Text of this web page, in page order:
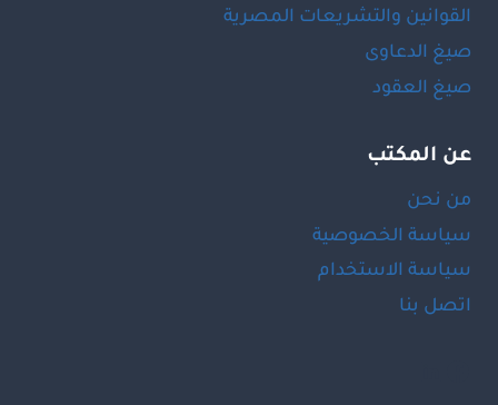
القوانين والتشريعات المصرية
صيغ الدعاوى
صيغ العقود
عن المكتب
من نحن
سياسة الخصوصية
سياسة الاستخدام
اتصل بنا